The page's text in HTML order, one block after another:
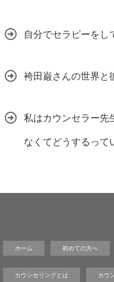
自分でセラピーをし
袴田巌さんの世界と
私はカウンセラー先
なくてどうするって
ホーム 初めての方へ
カウンセリングとは カウ